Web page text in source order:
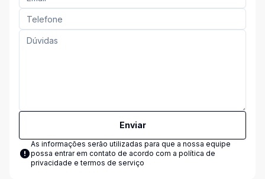
Enviar
As informações serão utilizadas para que a nossa equipe
possa entrar em contato de acordo com a política de
privacidade e termos de serviço